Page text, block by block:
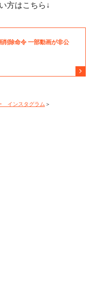
方はこちら↓
インスタグラム ＞